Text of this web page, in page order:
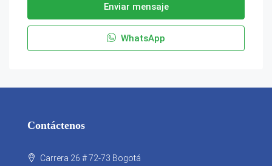
Enviar mensaje
WhatsApp
Contáctenos
Carrera 26 # 72-73 Bogotá